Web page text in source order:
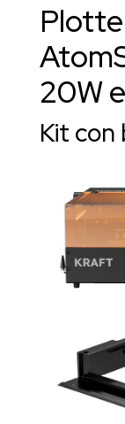
base
rialzata
quantità
20W
Kit con